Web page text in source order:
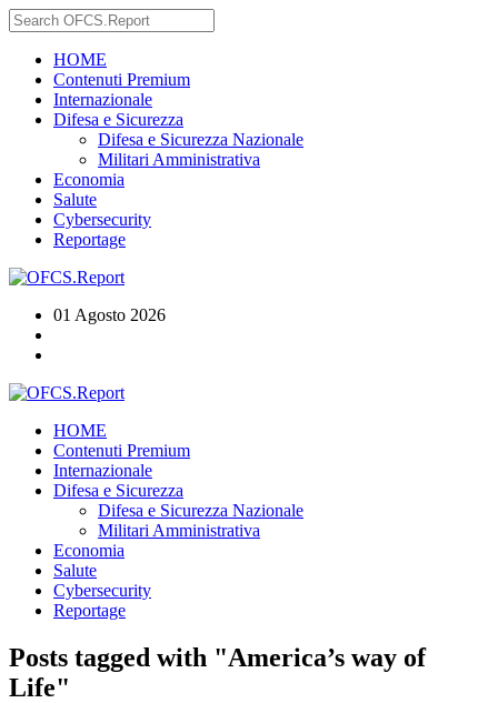
HOME
Contenuti Premium
Internazionale
Difesa e Sicurezza
Difesa e Sicurezza Nazionale
Militari Amministrativa
Economia
Salute
Cybersecurity
Reportage
01 Agosto 2026
HOME
Contenuti Premium
Internazionale
Difesa e Sicurezza
Difesa e Sicurezza Nazionale
Militari Amministrativa
Economia
Salute
Cybersecurity
Reportage
Posts tagged with "America’s way of
Life"